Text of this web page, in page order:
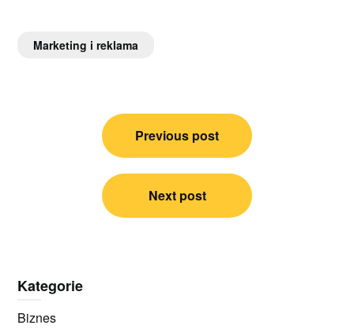
Marketing i reklama
Nawigacja
Previous post
Next post
Kategorie
Biznes